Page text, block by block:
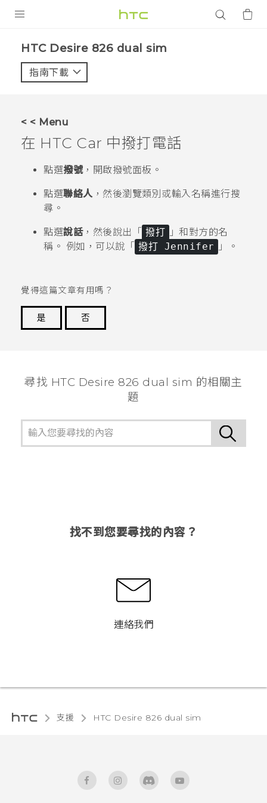
VIVE
應用程式
支援服務
HTC Desire 826 dual sim‎
指南下載
< < Menu
在 HTC Car 中撥打電話
點選撥號，開啟撥號面板。
點選聯絡人，然後瀏覽類別或輸入名稱進行搜
尋。
點選說話，然後說出「 撥打
」和對方的名
稱。 例如，可以說「 撥打 Jennifer 」。
覺得這篇文章有用嗎？
是
否
尋找 HTC Desire 826 dual sim 的相關主
題
找不到您要尋找的內容？
連絡我們
支援 HTC Desire 826 dual sim‎